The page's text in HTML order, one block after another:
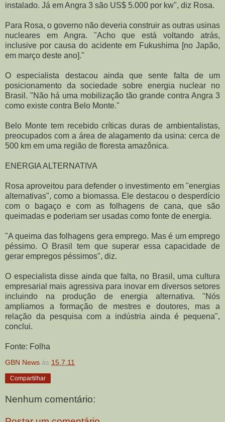
instalado. Já em Angra 3 são US$ 5.000 por kw", diz Rosa.
Para Rosa, o governo não deveria construir as outras usinas
nucleares em Angra. "Acho que está voltando atrás,
inclusive por causa do acidente em Fukushima [no Japão,
em março deste ano]."
O especialista destacou ainda que sente falta de um
posicionamento da sociedade sobre energia nuclear no
Brasil. "Não há uma mobilização tão grande contra Angra 3
como existe contra Belo Monte."
Belo Monte tem recebido críticas duras de ambientalistas,
preocupados com a área de alagamento da usina: cerca de
500 km em uma região de floresta amazônica.
ENERGIA ALTERNATIVA
Rosa aproveitou para defender o investimento em "energias
alternativas", como a biomassa. Ele destacou o desperdício
com o bagaço e com as folhagens de cana, que são
queimadas e poderiam ser usadas como fonte de energia.
"A queima das folhagens gera emprego. Mas é um emprego
péssimo. O Brasil tem que superar essa capacidade de
gerar empregos péssimos", diz.
O especialista disse ainda que falta, no Brasil, uma cultura
empresarial mais agressiva para inovar em diversos setores
incluindo na produção de energia alternativa. "Nós
ampliamos a formação de mestres e doutores, mas a
relação da pesquisa com a indústria ainda é pequena",
conclui.
Fonte: Folha
GBN News às 15.7.11
Compartilhar
Nenhum comentário: